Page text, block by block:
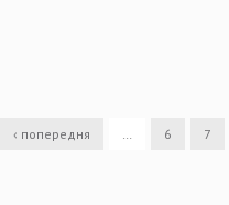
‹ попередня … 6 7